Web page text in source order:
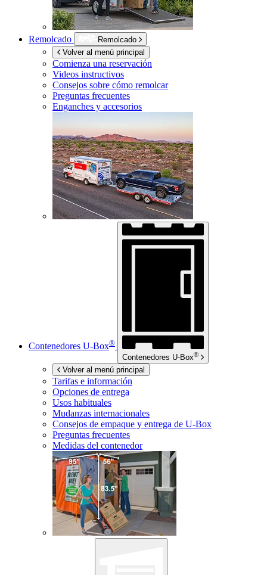
Remolcado
Remolcado
Volver al menú principal
Comienza una reservación
Videos instructivos
Consejos sobre cómo remolcar
Preguntas frecuentes
Enganches y accesorios
Contenedores U-Box®
Contenedores U-Box®
Volver al menú principal
Tarifas e información
Opciones de entrega
Usos habituales
Mudanzas internacionales
Consejos de empaque y entrega de U-Box
Preguntas frecuentes
Medidas del contenedor